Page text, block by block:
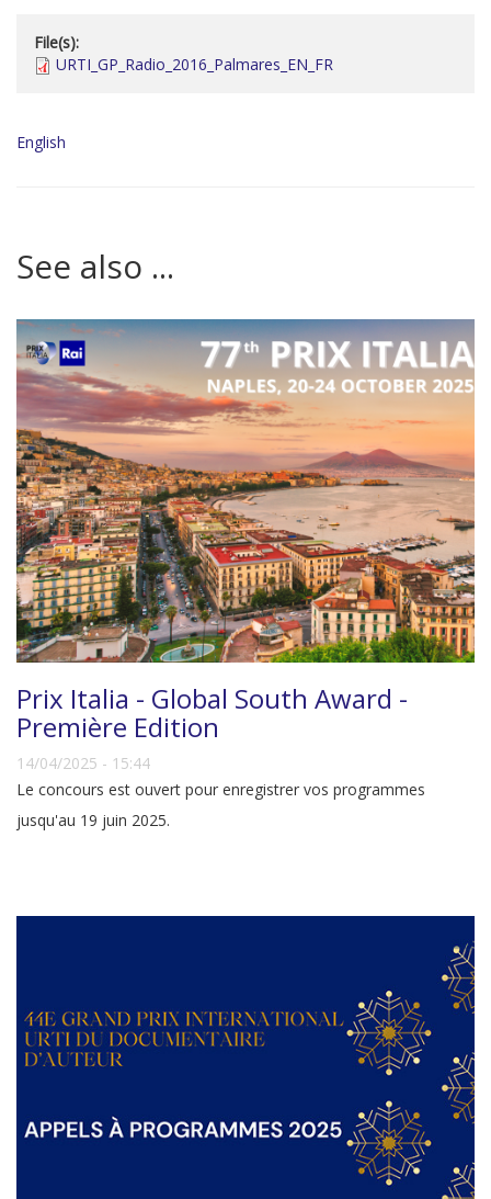
File(s):
URTI_GP_Radio_2016_Palmares_EN_FR
English
See also ...
Prix Italia - Global South Award -
Première Edition
14/04/2025 - 15:44
Le concours est ouvert pour enregistrer vos programmes
jusqu'au 19 juin 2025.